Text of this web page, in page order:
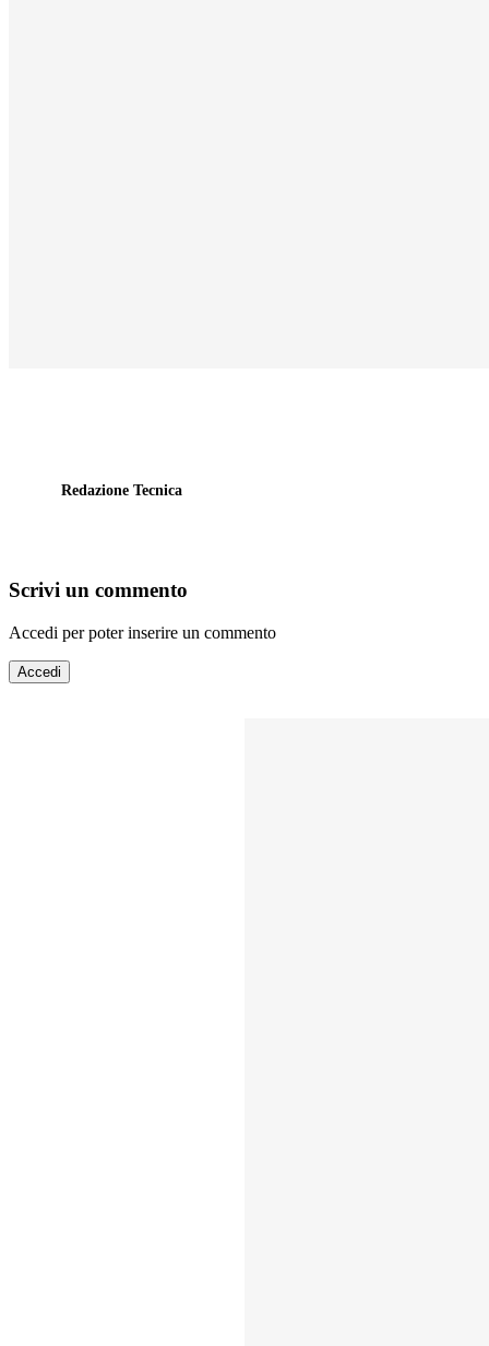
Redazione Tecnica
Scrivi un commento
Accedi per poter inserire un commento
Accedi